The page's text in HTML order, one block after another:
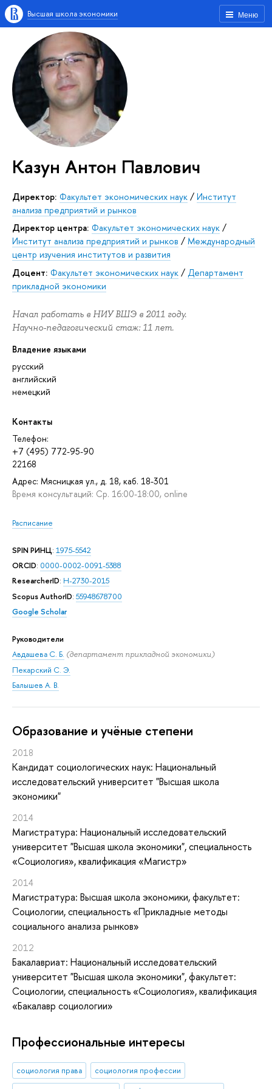
Меню
Высшая школа экономики
Казун Антон Павлович
Директор: Факультет экономических наук / Институт
анализа предприятий и рынков
Директор центра: Факультет экономических наук /
Институт анализа предприятий и рынков / Международный
центр изучения институтов и развития
Доцент: Факультет экономических наук / Департамент
прикладной экономики
Начал работать в НИУ ВШЭ в 2011 году.
Научно-педагогический стаж: 11 лет.
Владение языками
русский
английский
немецкий
Контакты
Телефон:
+7 (495) 772-95-90
22168
Адрес: Мясницкая ул., д. 18, каб. 18-301
Время консультаций: Ср. 16:00-18:00, online
Расписание
SPIN РИНЦ: 1975-5542
ORCID: 0000-0002-0091-5388
ResearcherID: H-2730-2015
Scopus AuthorID: 55948678700
Google Scholar
Руководители
Авдашева С. Б. (департамент прикладной экономики)
Пекарский С. Э.
Балышев А. В.
Oбразование и учёные степени
2018
Кандидат социологических наук: Национальный
исследовательский университет "Высшая школа
экономики"
2014
Магистратура: Национальный исследовательский
университет "Высшая школа экономики", специальность
«Социология», квалификация «Магистр»
2014
Магистратура: Высшая школа экономики, факультет:
Социологии, специальность «Прикладные методы
социального анализа рынков»
2012
Бакалавриат: Национальный исследовательский
университет "Высшая школа экономики", факультет:
Социологии, специальность «Социология», квалификация
«Бакалавр социологии»
Профессиональные интересы
социология права
социология профессии